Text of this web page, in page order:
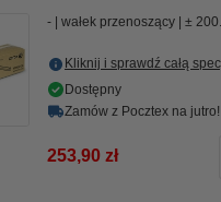
- wałek przenoszący ±
Kliknij i sprawdź całą
Dostępny
Zamów z Pocztex na jutro!
253,90 zł